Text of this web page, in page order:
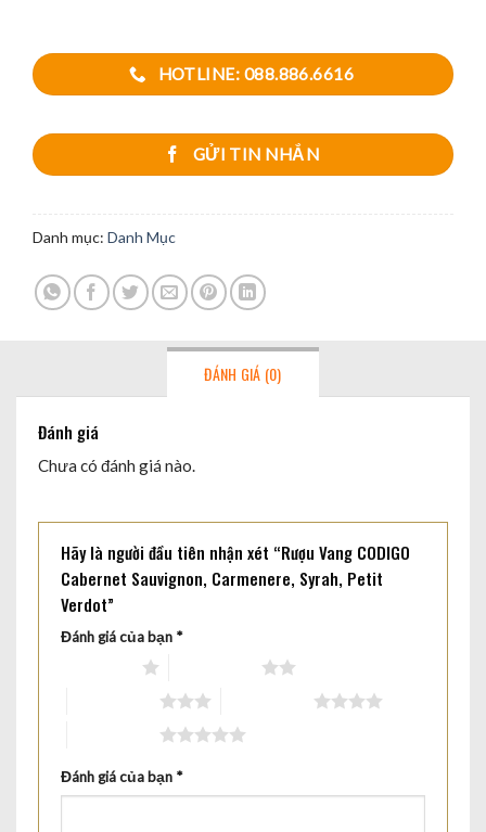
HOTLINE: 088.886.6616
GỬI TIN NHẮN
Danh mục: Danh Mục
ĐÁNH GIÁ (0)
Đánh giá
Chưa có đánh giá nào.
Hãy là người đầu tiên nhận xét “Rượu Vang CODIGO
Cabernet Sauvignon, Carmenere, Syrah, Petit
Verdot”
Đánh giá của bạn *
Đánh giá của bạn *